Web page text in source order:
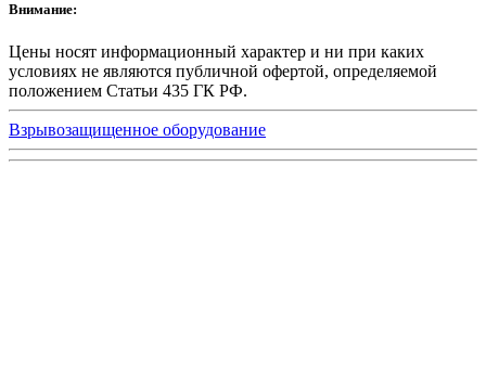
Внимание:
Цены носят информационный характер и ни при каких
условиях не являются публичной офертой, определяемой
положением Статьи 435 ГК РФ.
Взрывозащищенное оборудование